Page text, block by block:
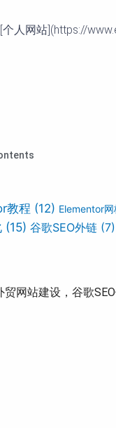
人网站](https://
教程 (12) Elementor网
(15) 谷歌SEO外链 (7)
网站建设，谷歌SEO